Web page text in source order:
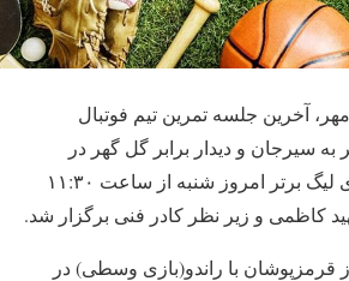
آخرین جلسه تمرین تیم فوتبال
سیرجان و دیدار برابر گل گهر در
شروع مجدد رقابت‌های لیگ برتر امروز شنبه از ساعت ۱۱:۳۰
کاظمی و زیر نظر کادر فنی برگزار شد.
قرمزپوشان با راندو(بازی وسطی) در